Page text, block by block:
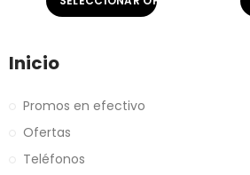
Inicio
Promos en efectivo
Ofertas
Teléfonos